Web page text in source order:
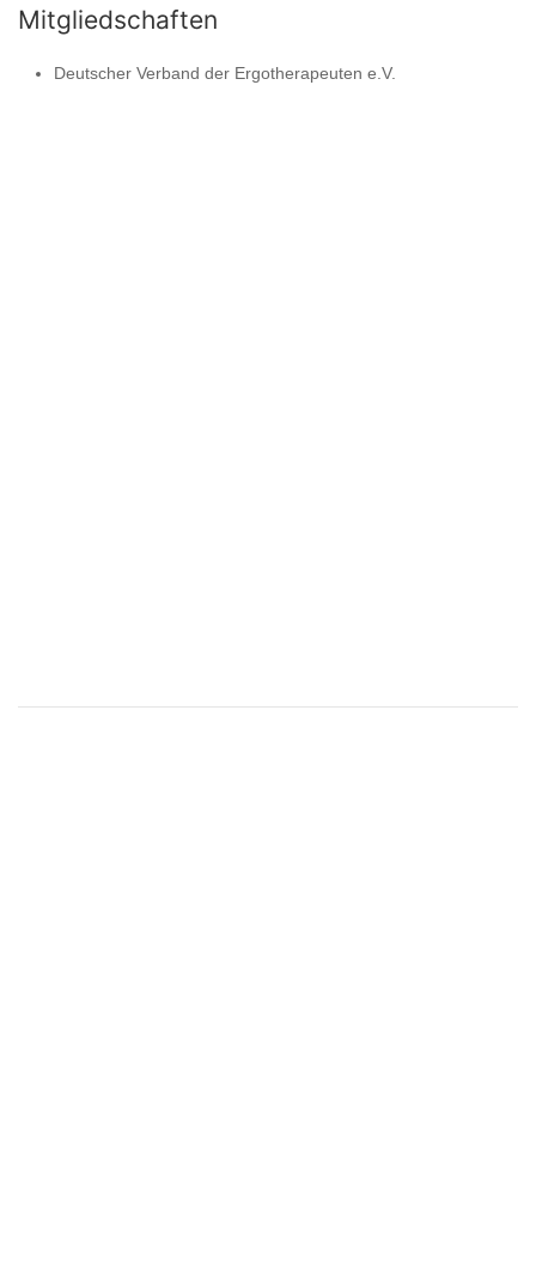
Mitgliedschaften
Deutscher Verband der Ergotherapeuten e.V.